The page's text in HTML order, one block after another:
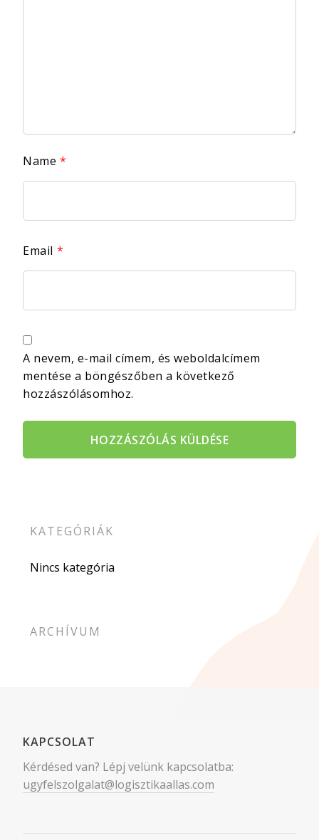
Name *
Email *
A nevem, e-mail címem, és weboldalcímem
mentése a böngészőben a következő
hozzászólásomhoz.
KATEGÓRIÁK
Nincs kategória
ARCHÍVUM
KAPCSOLAT
Kérdésed van? Lépj velünk kapcsolatba:
ugyfelszolgalat@logisztikaallas.com